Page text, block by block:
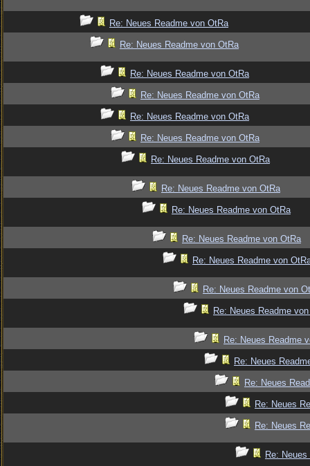
Re: Neues Readme von OtRa
Re: Neues Readme von OtRa
Re: Neues Readme von OtRa
Re: Neues Readme von OtRa
Re: Neues Readme von OtRa
Re: Neues Readme von OtRa
Re: Neues Readme von OtRa
Re: Neues Readme von OtRa
Re: Neues Readme von OtRa
Re: Neues Readme von OtRa
Re: Neues Readme von
Re: Neues Readme von
Re: Neues Readme
Re: Neues Readme
Re: Neues
Re: Neues
Re: Neues
Re: Neues
Re: